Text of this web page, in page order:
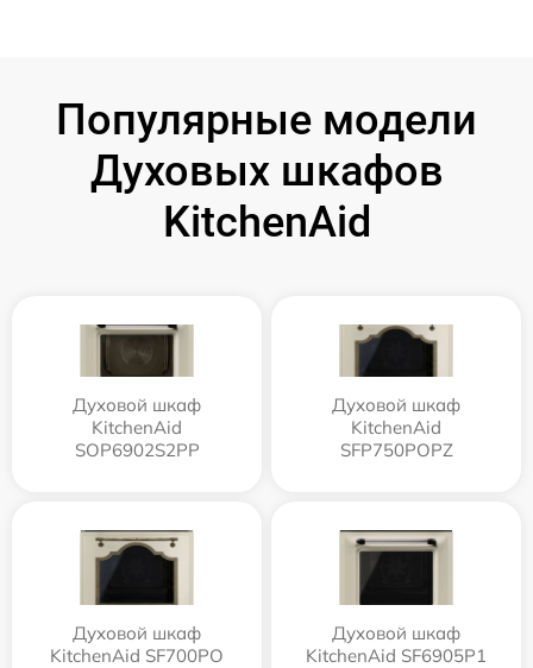
Популярные модели
Духовых шкафов
KitchenAid
Духовой шкаф
KitchenAid
SOP6902S2PP
Духовой шкаф
KitchenAid
SFP750POPZ
Духовой шкаф
KitchenAid SF700PO
Духовой шкаф
KitchenAid SF6905P1